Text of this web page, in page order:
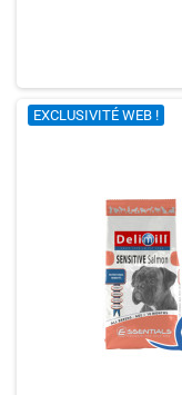
EXCLUSIVITÉ WEB !